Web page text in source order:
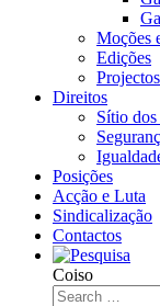
Moções
Edições
Projectos
Direitos
Sítio
Posições
Acção e Luta
Sindicalização
Contactos
Coiso